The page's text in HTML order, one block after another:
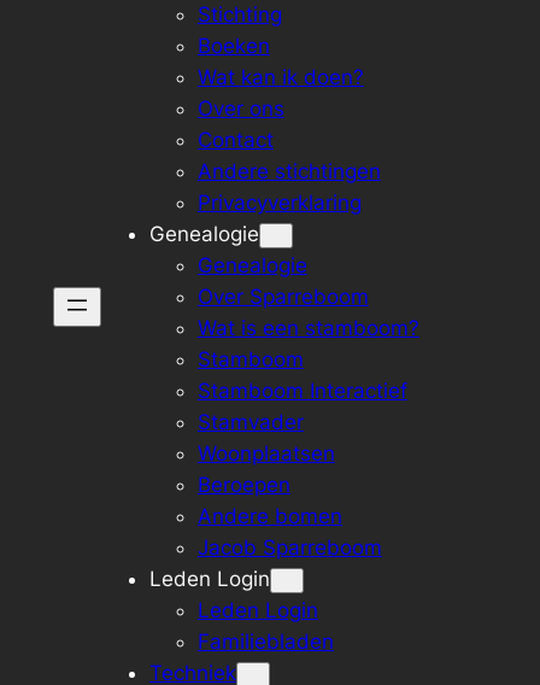
Stichting
Boeken
Wat kan ik doen?
Over ons
Contact
Andere stichtingen
Privacyverklaring
Genealogie
Genealogie
Over Sparreboom
Wat is een stamboom?
Stamboom
Stamboom Interactief
Stamvader
Woonplaatsen
Beroepen
Andere bomen
Jacob Sparreboom
Leden Login
Leden Login
Familiebladen
Techniek